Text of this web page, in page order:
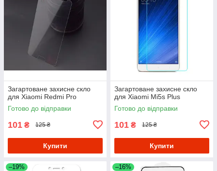
Загартоване захисне скло
для Xiaomi Redmi Pro
Готово до відправки
101 ₴ 125 ₴
Купити
Загартоване захисне скло
для Xiaomi Mi5s Plus
Готово до відправки
101 ₴ 125 ₴
Купити
–19% –16%